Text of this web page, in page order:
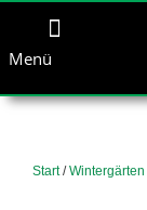
Menü
Start/Wintergärten